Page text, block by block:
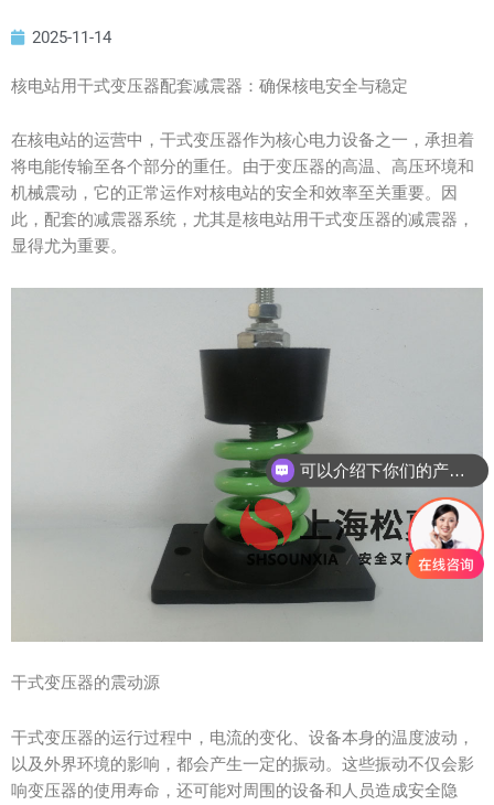
2025-11-14
核电站用干式变压器配套减震器：确保核电安全与稳定
在核电站的运营中，干式变压器作为核心电力设备之一，承担着
将电能传输至各个部分的重任。由于变压器的高温、高压环境和
机械震动，它的正常运作对核电站的安全和效率至关重要。因
此，配套的减震器系统，尤其是核电站用干式变压器的减震器，
显得尤为重要。
干式变压器的震动源
干式变压器的运行过程中，电流的变化、设备本身的温度波动，
以及外界环境的影响，都会产生一定的振动。这些振动不仅会影
响变压器的使用寿命，还可能对周围的设备和人员造成安全隐
可以介绍下你们的产品么？